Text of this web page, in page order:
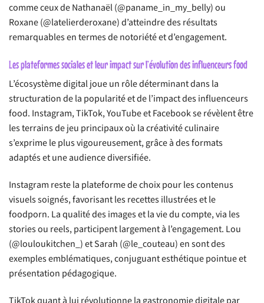
comme ceux de Nathanaël (@paname_in_my_belly) ou
Roxane (@latelierderoxane) d’atteindre des résultats
remarquables en termes de notoriété et d’engagement.
Les plateformes sociales et leur impact sur l’évolution des influenceurs food
L’écosystème digital joue un rôle déterminant dans la
structuration de la popularité et de l’impact des influenceurs
food. Instagram, TikTok, YouTube et Facebook se révèlent être
les terrains de jeu principaux où la créativité culinaire
s’exprime le plus vigoureusement, grâce à des formats
adaptés et une audience diversifiée.
Instagram reste la plateforme de choix pour les contenus
visuels soignés, favorisant les recettes illustrées et le
foodporn. La qualité des images et la vie du compte, via les
stories ou reels, participent largement à l’engagement. Lou
(@louloukitchen_) et Sarah (@le_couteau) en sont des
exemples emblématiques, conjuguant esthétique pointue et
présentation pédagogique.